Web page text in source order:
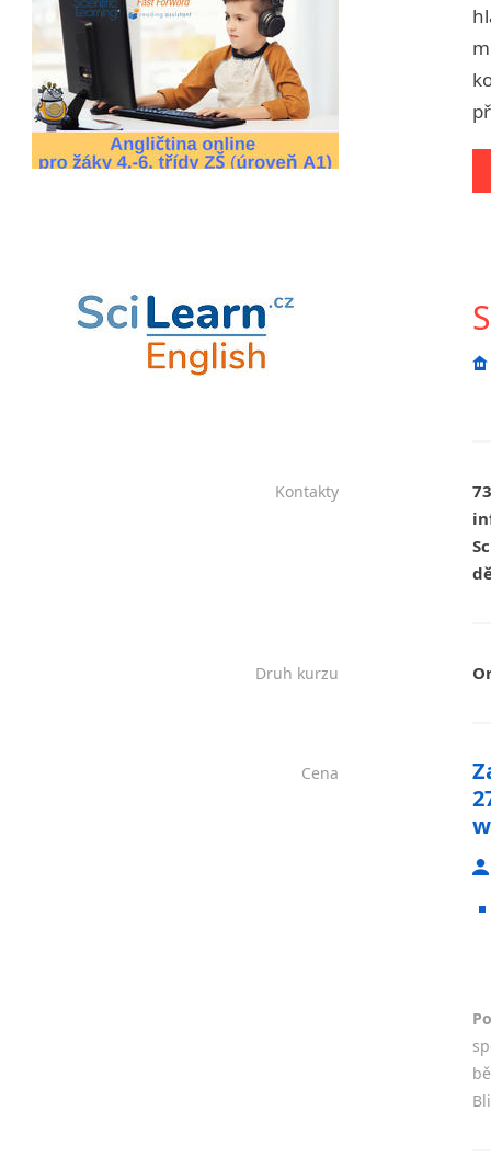
Chrudim
Děčín
Hodonín
Klatovy
Kolín
Most
Kontakty
Druh kurzu
Cena